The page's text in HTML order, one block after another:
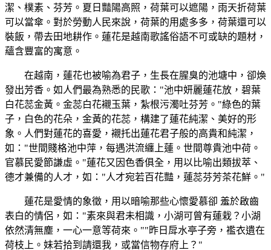
潔、樸素、芬芳。夏日豔陽高照，荷葉可以遮陽，雨天折荷葉
可以當傘。對於勞動人民來說，荷葉的用處多多，荷葉還可以
裝飯，帶去田地耕作。蓮花是越南歌謠俗語不可或缺的題材，
蘊含豐富的寓意。
在越南，蓮花也被喻為君子，生長在腥臭的池塘中，卻煥
發出芳香。如人們最為熟悉的民歌："池中妍麗蓮花放，碧葉
白花蕊金黃。金蕊白花襯玉葉，紮根污濁吐芬芳。"綠色的葉
子，白色的花朵，金黃的花蕊，構建了蓮花純潔、美好的形
象。人們對蓮花的喜愛，襯托出蓮花君子般的高貴和純潔，
如："世間賤格池中萍，每遇洪流纏上蓮。世間尊貴池中荷。
官慕民愛節謙虛。"蓮花又因色香俱全，用以比喻出類拔萃、
德才兼備的人才，如："人才宛若百花豔，蓮蕊芬芳茶花鮮。"
蓮花是愛情的象徵，用以暗喻那些心懷愛慕卻 羞於啟齒
表白的情侶，如："素來與君未相識，小湖可曾有蓮栽？小湖
依然清無塵，一心一意等荷來。""昨日戽水亭子旁，襤衣遺在
荷枝上。妹若拾到請還我，或當信物存府上？"